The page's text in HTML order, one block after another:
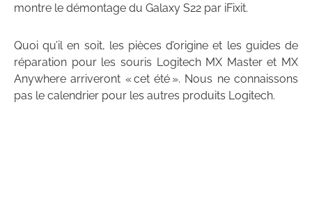
montre le démontage du Galaxy S22 par iFixit.
Quoi qu’il en soit, les pièces d’origine et les guides de
réparation pour les souris Logitech MX Master et MX
Anywhere arriveront « cet été ». Nous ne connaissons
pas le calendrier pour les autres produits Logitech.